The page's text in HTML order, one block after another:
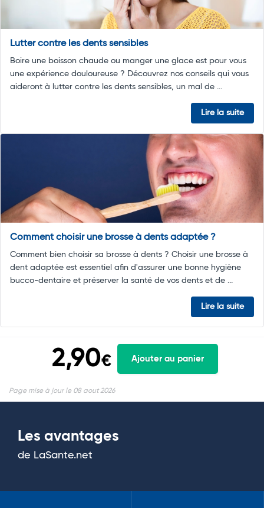
Lutter contre les dents sensibles
Boire une boisson chaude ou manger une glace est pour vous
une expérience douloureuse ? Découvrez nos conseils qui vous
aideront à lutter contre les dents sensibles, un mal de ...
Lire la suite
Comment choisir une brosse à dents adaptée ?
Comment bien choisir sa brosse à dents ? Choisir une brosse à
dent adaptée est essentiel afin d'assurer une bonne hygiène
bucco-dentaire et préserver la santé de vos dents et de ...
Lire la suite
2,90€ Ajouter au panier
Page mise à jour le 08 aout 2026
Les avantages
de LaSante.net